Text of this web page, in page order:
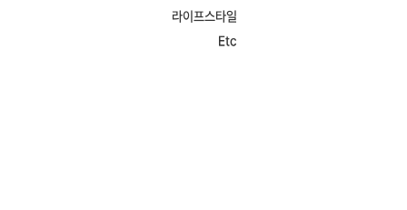
라이프스타일
Etc